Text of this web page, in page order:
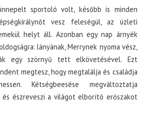
sportoló volt, később is minden
vesz feleségül, az üzleti
helyt áll. Azonban egy nap árnyék
lányának, Merrynek nyoma vész,
egy szörnyű tett elkövetésével. Ezt
megtesz, hogy megtalálja és családja
Kétségbeesése megváltoztatja
észreveszi a világot elborító erőszakot